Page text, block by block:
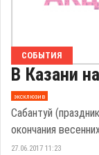
СОБЫТИЯ
В Казани
эксклюзив
Сабантуй
окончания
27.06.2017 11:23